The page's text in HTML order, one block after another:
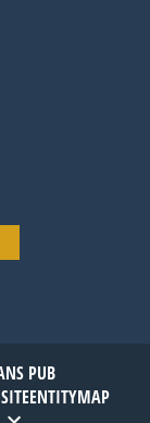
PUB
ENTITYMAP